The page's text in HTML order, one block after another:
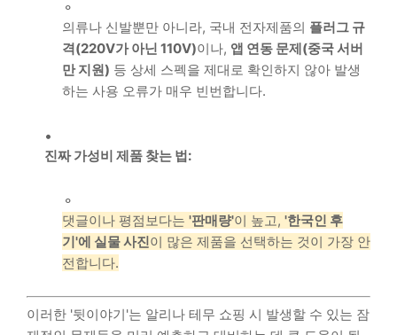
의류나 신발뿐만 아니라, 국내 전자제품의 플러그 규
격(220V가 아닌 110V)이나, 앱 연동 문제(중국 서버
만 지원) 등 상세 스펙을 제대로 확인하지 않아 발생
하는 사용 오류가 매우 빈번합니다.
진짜 가성비 제품 찾는 법:
댓글이나 평점보다는 '판매량'이 높고, '한국인 후
기'에 실물 사진이 많은 제품을 선택하는 것이 가장 안
전합니다.
이러한 '뒷이야기'는 알리나 테무 쇼핑 시 발생할 수 있는 잠